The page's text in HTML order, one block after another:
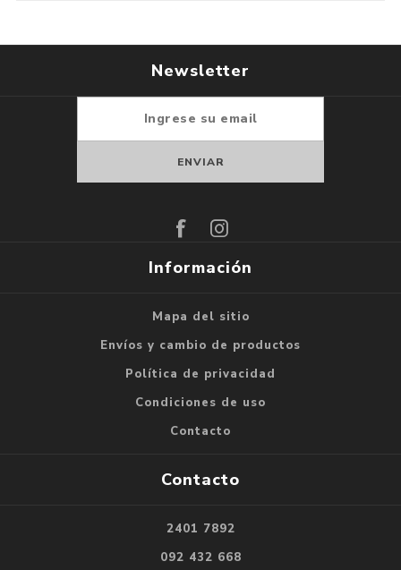
Newsletter
Información
Mapa del sitio
Envíos y cambio de productos
Política de privacidad
Condiciones de uso
Contacto
Contacto
2401 7892
092 432 668